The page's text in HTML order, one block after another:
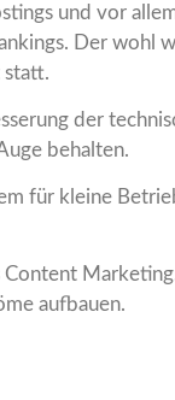
und vor
Der wohl
statt.
der
behalten.
für kleine
aufbauen.